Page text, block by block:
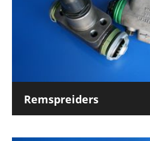
Remspreiders